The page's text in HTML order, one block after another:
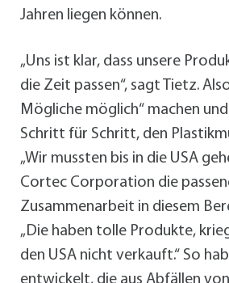
Jahren liegen können.
„Uns ist klar, dass unsere
die Zeit passen“, sagt Tietz.
Mögliche möglich“ machen und
Schritt für Schritt, den
„Wir mussten bis in die USA
Cortec Corporation die
Zusammenarbeit in diesem
„Die haben tolle Produkte,
den USA nicht verkauft.“ So
entwickelt, die aus Abfällen